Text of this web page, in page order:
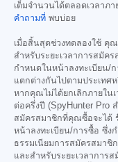
เต็มจำนวนได้ตลอดเวลาภ
คำถามที่ พบบ่อย
เมื่อสิ้นสุดช่วงทดลองใช้ คุ
สำหรับระยะเวลาการสมัค
กำหนดในหน้าลงทะเบียน/
แตกต่างกันไปตามประเทศ
หากคุณไม่ได้ยกเลิกภายใน
ต่อครึ่งปี (SpyHunter Pro
สมัครสมาชิกที่คุณซื้อจะได้
หน้าลงทะเบียน/การซื้อ ซึ่ง
ธรรมเนียมการสมัครสมา
และสำหรับระยะเวลาการ